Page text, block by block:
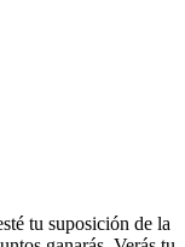
tu suposición de la